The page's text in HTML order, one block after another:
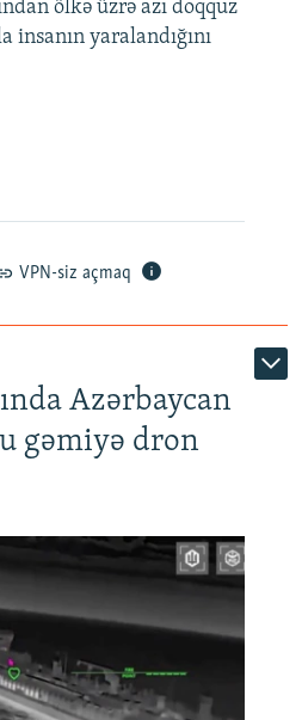
ölkə üzrə azı doqquz
yaralandığını
VPN-siz açmaq
Azərbaycan
gəmiyə dron